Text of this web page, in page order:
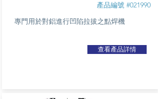
產品編號 #021990
專門用於對鋁進行凹陷拉拔之點焊機
查看產品詳情